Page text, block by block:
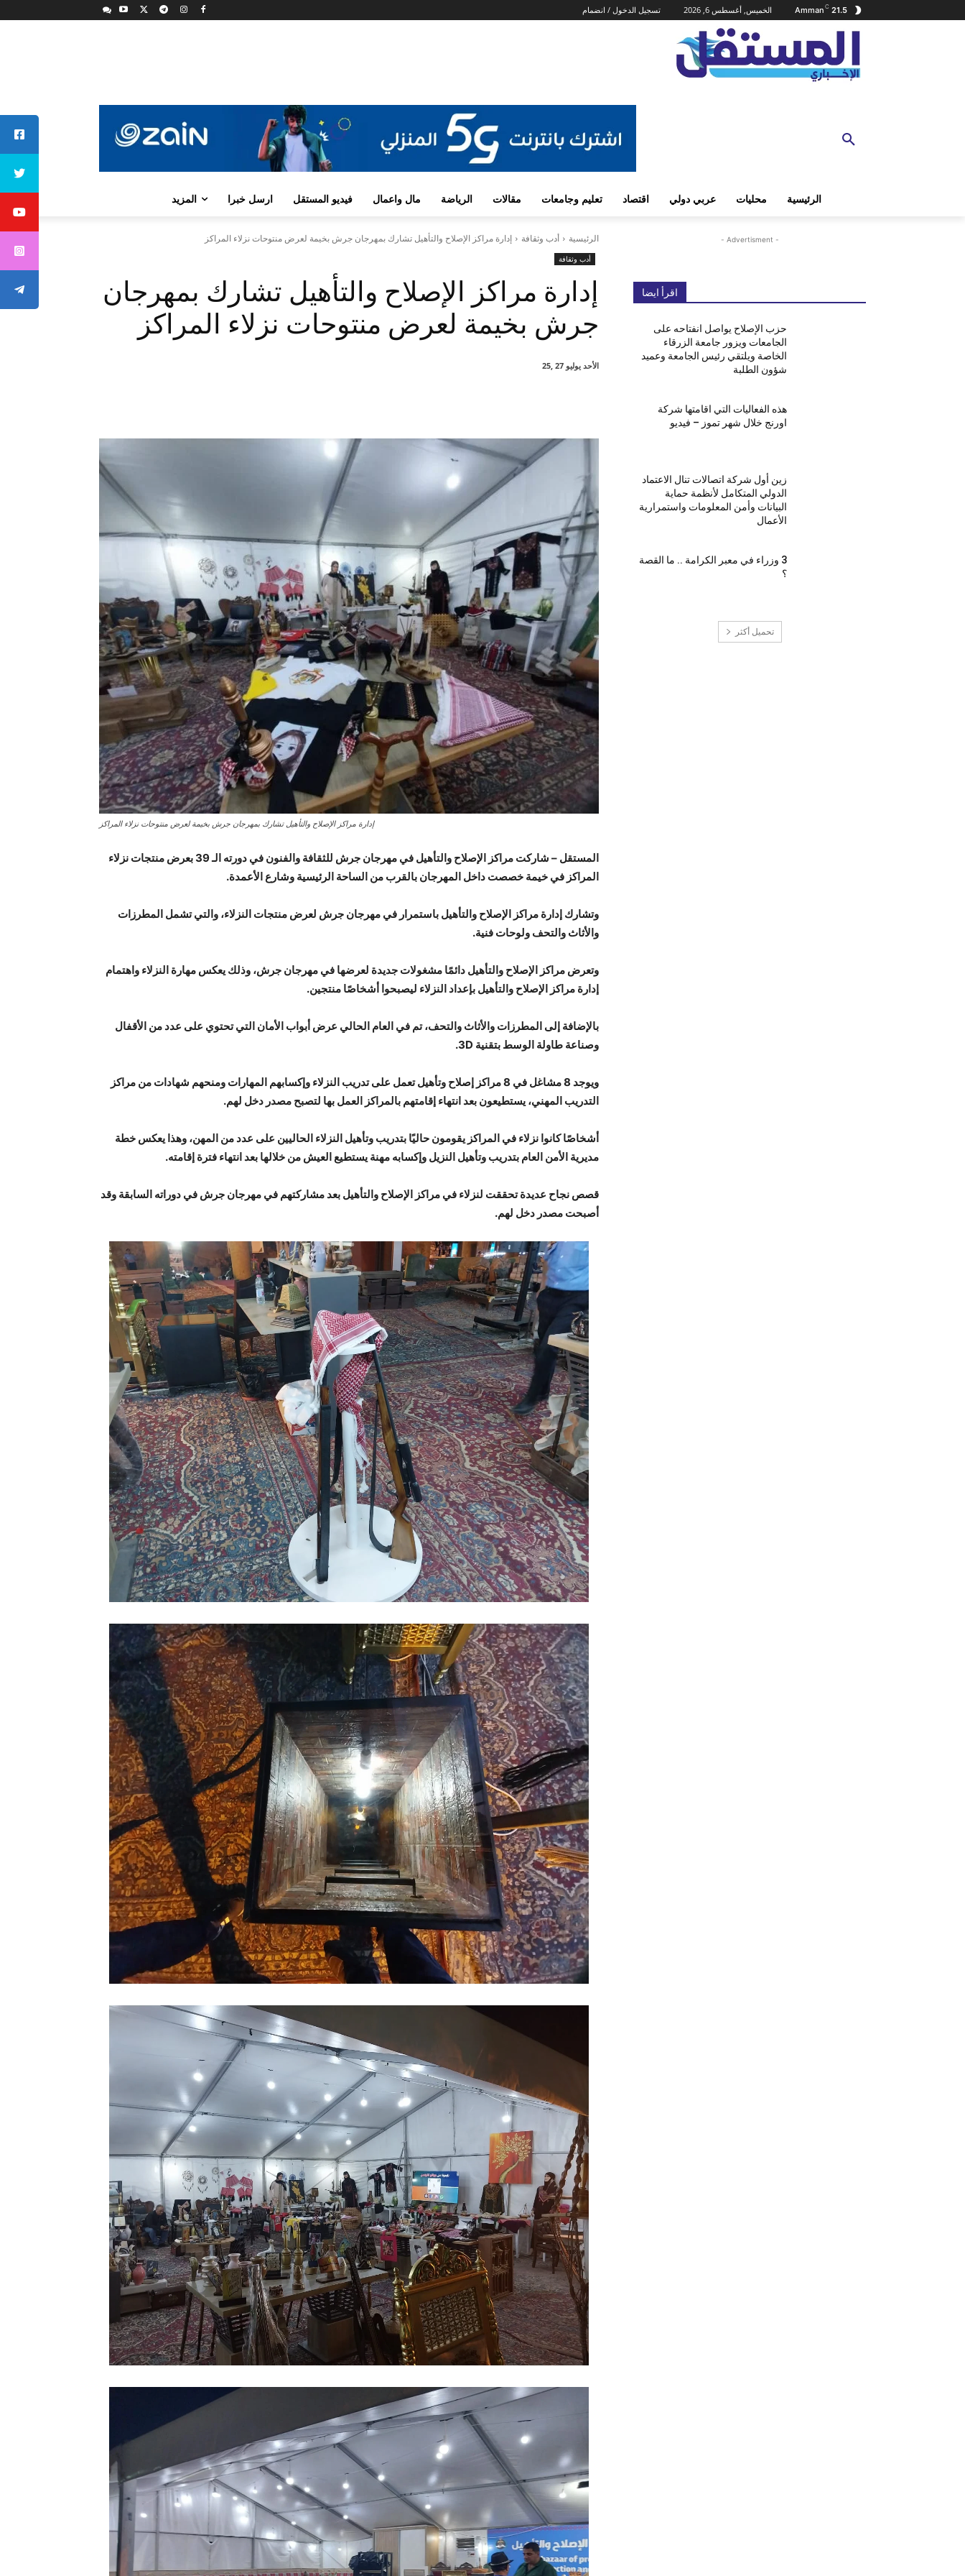
21.5
C
Amman الخميس, أغسطس 6, 2026 تسجيل الدخول / انضمام
الرئيسية محليات عربي دولي اقتصاد تعليم وجامعات مقالات الرياضة مال واعمال فيديو المستقل ارسل خبرا المزيد
الرئيسية أدب وثقافة إدارة مراكز الإصلاح والتأهيل تشارك بمهرجان جرش بخيمة لعرض منتوحات نزلاء المراكز
أدب وثقافة
إدارة مراكز الإصلاح والتأهيل تشارك بمهرجان
جرش بخيمة لعرض منتوحات نزلاء المراكز
الأحد يوليو 27 ,25
إدارة مراكز الإصلاح والتأهيل تشارك بمهرجان جرش بخيمة لعرض منتوحات نزلاء المراكز
المستقل – شاركت مراكز الإصلاح والتأهيل في مهرجان جرش للثقافة والفنون في دورته الـ 39 بعرض منتجات نزلاء
المراكز في خيمة خصصت داخل المهرجان بالقرب من الساحة الرئيسية وشارع الأعمدة.
وتشارك إدارة مراكز الإصلاح والتأهيل باستمرار في مهرجان جرش لعرض منتجات النزلاء، والتي تشمل المطرزات
والأثاث والتحف ولوحات فنية.
وتعرض مراكز الإصلاح والتأهيل دائمًا مشغولات جديدة لعرضها في مهرجان جرش، وذلك يعكس مهارة النزلاء واهتمام
إدارة مراكز الإصلاح والتأهيل بإعداد النزلاء ليصبحوا أشخاصًا منتجين.
بالإضافة إلى المطرزات والأثاث والتحف، تم في العام الحالي عرض أبواب الأمان التي تحتوي على عدد من الأقفال
وصناعة طاولة الوسط بتقنية 3D.
ويوجد 8 مشاغل في 8 مراكز إصلاح وتأهيل تعمل على تدريب النزلاء وإكسابهم المهارات ومنحهم شهادات من مراكز
التدريب المهني، يستطيعون بعد انتهاء إقامتهم بالمراكز العمل بها لتصبح مصدر دخل لهم.
أشخاصًا كانوا نزلاء في المراكز يقومون حاليًا بتدريب وتأهيل النزلاء الحاليين على عدد من المهن، وهذا يعكس خطة
مديرية الأمن العام بتدريب وتأهيل النزيل وإكسابه مهنة يستطيع العيش من خلالها بعد انتهاء فترة إقامته.
قصص نجاح عديدة تحققت لنزلاء في مراكز الإصلاح والتأهيل بعد مشاركتهم في مهرجان جرش في دوراته السابقة وقد
أصبحت مصدر دخل لهم.
- Advertisment -
اقرأ ايضا
حزب الإصلاح يواصل انفتاحه على
الجامعات ويزور جامعة الزرقاء
الخاصة ويلتقي رئيس الجامعة وعميد
شؤون الطلبة
هذه الفعاليات التي اقامتها شركة
اورنج خلال شهر تموز – فيديو
زين أول شركة اتصالات تنال الاعتماد
الدولي المتكامل لأنظمة حماية
البيانات وأمن المعلومات واستمرارية
الأعمال
3 وزراء في معبر الكرامة .. ما القصة
؟
تحميل أكثر